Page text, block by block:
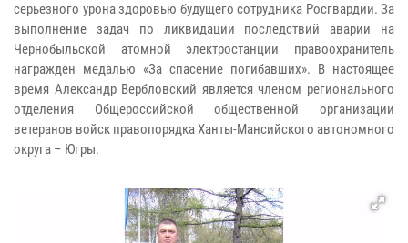
серьезного урона здоровью будущего сотрудника Росгвардии. За
выполнение задач по ликвидации последствий аварии на
Чернобыльской атомной электростанции правоохранитель
награжден медалью «За спасение погибавших». В настоящее
время Александр Вербловский является членом регионального
отделения Общероссийской общественной организации
ветеранов войск правопорядка Ханты-Мансийского автономного
округа – Югры.